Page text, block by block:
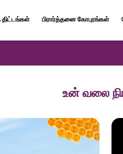
பிரார்த்தனை கோபுரங்கள்
உன் வலை